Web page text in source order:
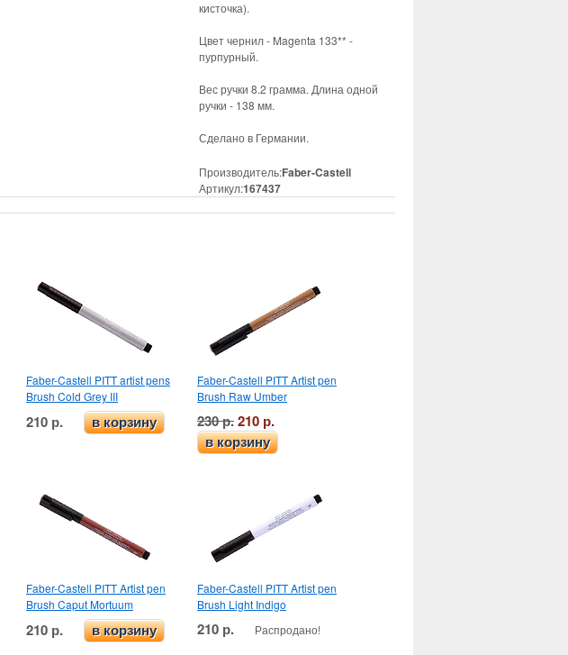
кисточка).
Цвет чернил - Magenta 133** -
пурпурный.
Вес ручки 8.2 грамма. Длина одной
ручки - 138 мм.
Сделано в Германии.
Производитель:Faber-Castell
Артикул:167437
Faber-Castell PITT artist pens
Brush Cold Grey III
210 р. в корзину
Faber-Castell PITT Artist pen
Brush Raw Umber
230 р.210 р.
в корзину
Faber-Castell PITT Artist pen
Brush Caput Mortuum
210 р. в корзину
Faber-Castell PITT Artist pen
Brush Light Indigo
210 р. Распродано!